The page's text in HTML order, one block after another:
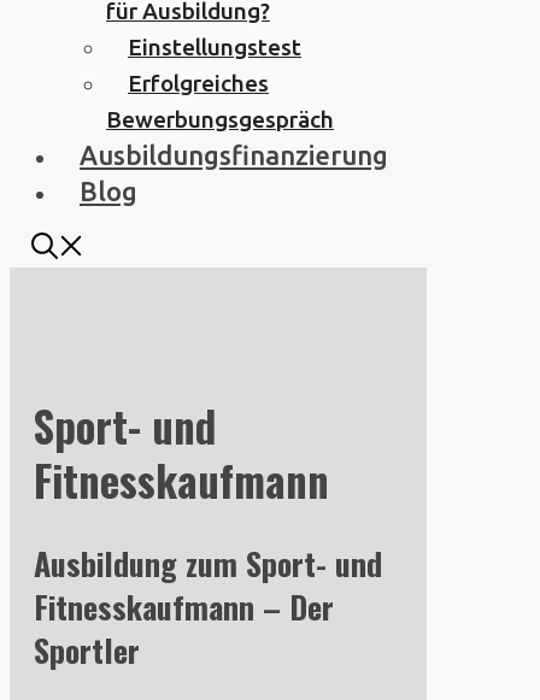
für Ausbildung?
Einstellungstest
Erfolgreiches
Bewerbungsgespräch
Ausbildungsfinanzierung
Blog
Sport- und
Fitnesskaufmann
Ausbildung zum Sport- und
Fitnesskaufmann – Der
Sportler